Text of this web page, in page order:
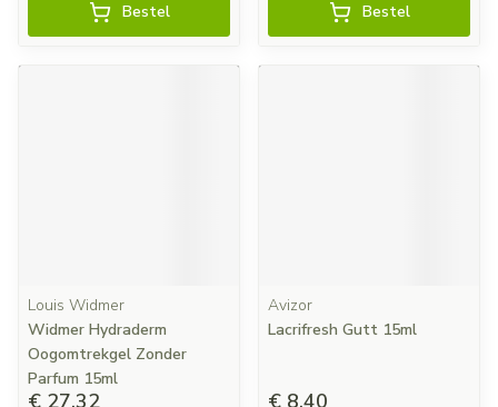
Bestel Bestel
Louis Widmer
Widmer Hydraderm
Oogomtrekgel Zonder
Parfum 15ml
€ 27,32
Avizor
Lacrifresh Gutt 15ml
€ 8,40